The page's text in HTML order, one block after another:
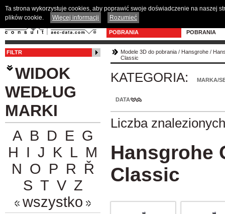
POBRANIA
POBRANIA
FILTR
WIDOK
WEDŁUG
MARKI
A B D E G
H I J K L M
N O P R Ř
S T V Z
wszystko
Modele 3D do pobrania / Hansgrohe /
Classic
KATEGORIA: MARKA/
DATA
Liczba
Hansgrohe
Classic
Ta strona wykorzystuje cookies, aby poprawić swoje doświadczenie na naszej
plików cookie.
Więcej informacji Rozumieć